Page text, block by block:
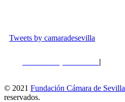
Tweets by camaradesevilla
|
© 2021 Fundación Cámara de Sevilla
reservados.